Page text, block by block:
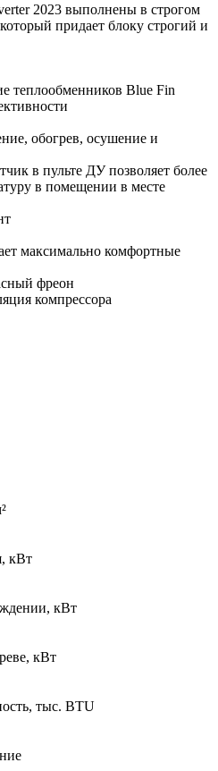
2023 выполнены в строгом
придает блоку строгий и
теплообменников Blue Fin
обогрев, осушение и
в пульте ДУ позволяет более
в помещении в месте
максимально комфортные
фреон
компрессора
кВт
кВт
кВт
тыс. BTU